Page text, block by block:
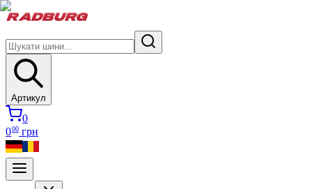
Артикул
0
000 грн